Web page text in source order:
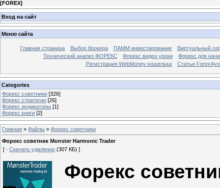
[FOREX]
Вход на сайт
Меню сайта
Главная страница Выбор брокера ПАММ инвестирование
Виртуальный
Технический анализ ФОРЕКС
Форекс видео уроки
Форекс для
Регистрация WebMoney-кошелька
Статьи
Categories
Форекс cоветники [326]
Форекс стратегии [26]
Форекс индикаторы [1]
Форекс книги [2]
Главная » Файлы » Форекс cоветники
Форекс советник Monster Harmonic Trader
[ · Скачать удаленно (307 КБ) ]
Форекс